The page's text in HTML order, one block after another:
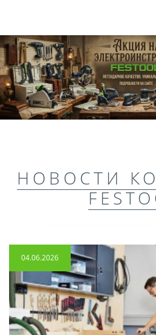
НОВОСТИ
04.06.2026